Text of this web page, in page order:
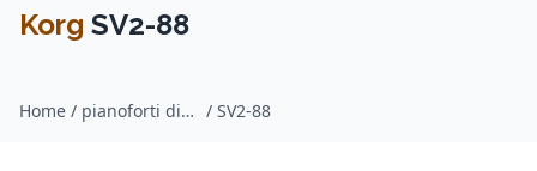
Korg SV2-88
Home / pianoforti digitali stage / Korg / SV2-88